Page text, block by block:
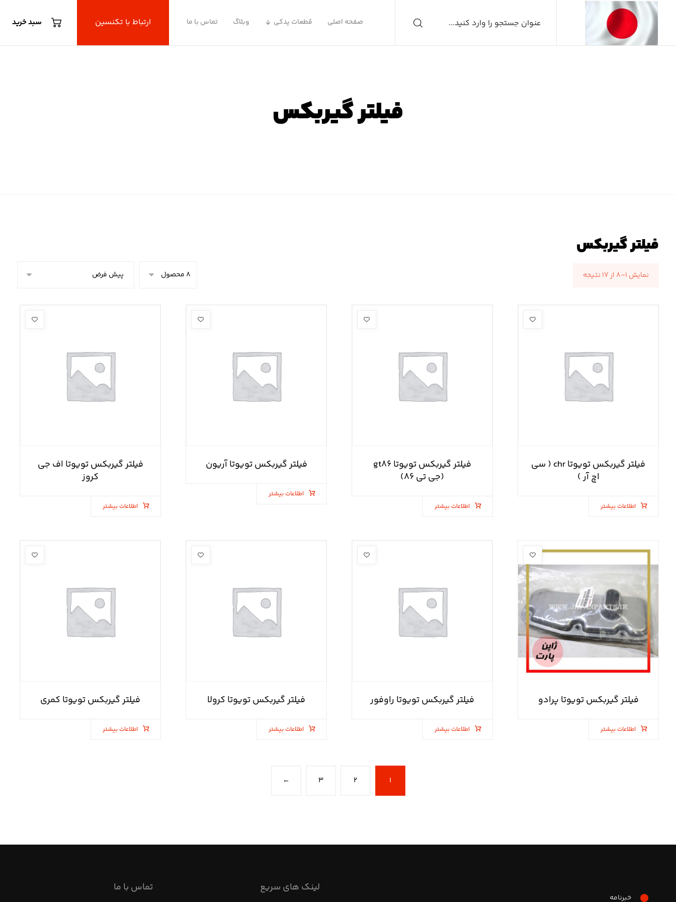
سبد خرید ارتباط با تکنسین صفحه اصلی قطعات یدکی وبلاگ تماس با ما
فیلتر گیربکس
فیلتر گیربکس
نمایش ۱–۸ از ۱۷ نتیجه
فیلتر گیربکس تویوتا chr ( سی
اچ آر )
اطلاعات بیشتر
فیلتر گیربکس تویوتا gt۸۶
(جی تی ۸۶)
اطلاعات بیشتر
فیلتر گیربکس تویوتا آریون
اطلاعات بیشتر
فیلتر گیربکس تویوتا اف جی
کروز
اطلاعات بیشتر
فیلتر گیربکس تویوتا پرادو
اطلاعات بیشتر
فیلتر گیربکس تویوتا راوفور
اطلاعات بیشتر
فیلتر گیربکس تویوتا کرولا
اطلاعات بیشتر
فیلتر گیربکس تویوتا کمری
اطلاعات بیشتر
۱ ۲ ۳ ←
خبرنامه
لینک های سریع تماس با ما